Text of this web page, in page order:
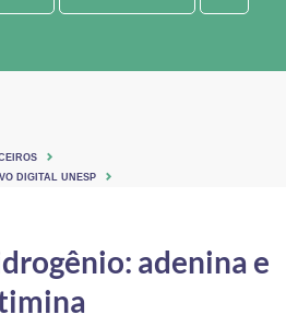
DIGITAL UNESP
adenina e